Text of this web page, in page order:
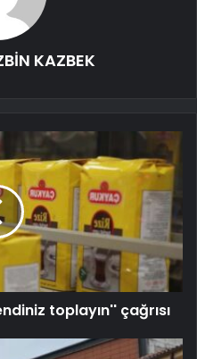
KAZBEK
toplayın'' çağrısı